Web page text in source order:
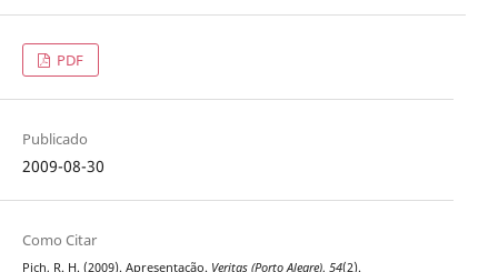
PDF
Publicado
2009-08-30
Como Citar
Pich, R. H. (2009). Apresentação. Veritas (Porto Alegre), 54(2).